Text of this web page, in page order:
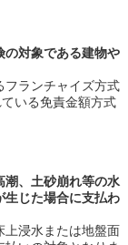
の対象である建物や
フランチャイズ方式
いる免責金額方式
潮、土砂崩れ等の水
生じた場合に支払わ
上浸水または地盤面